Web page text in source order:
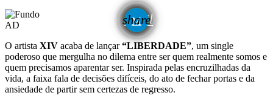
share
email
AD
O artista XIV acaba de lançar“LIBERDADE”, um single
poderoso que mergulha no dilema entre ser quem realmente somos e
quem precisamos aparentar ser. Inspirada pelas encruzilhadas da
vida, a faixa fala de decisões difíceis, do ato de fechar portas e da
ansiedade de partir sem certezas de regresso.